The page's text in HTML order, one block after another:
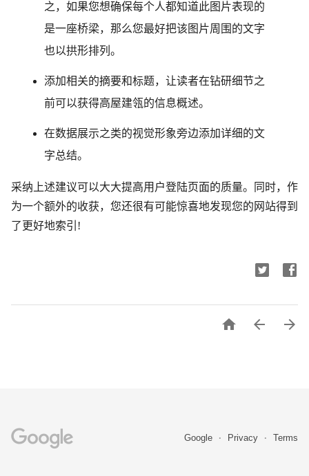
之，如果您想确保每个人都知道此图片表现的
是一座桥梁，那么您最好把该图片周围的文字
也以拱形排列。
添加相关的摘要和标题，让读者在钻研细节之
前可以获得高屋建瓴的信息概述。
在数据展示之类的视觉形象旁边添加详细的文
字总结。
采纳上述建议可以大大提高用户登陆页面的质量。同时，作
为一个额外的收获，您还很有可能惊喜地发现您的网站得到
了更好地索引!
  
Google Privacy Terms